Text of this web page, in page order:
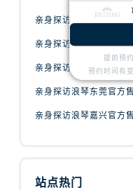
站点热门
提前预
预约时间有